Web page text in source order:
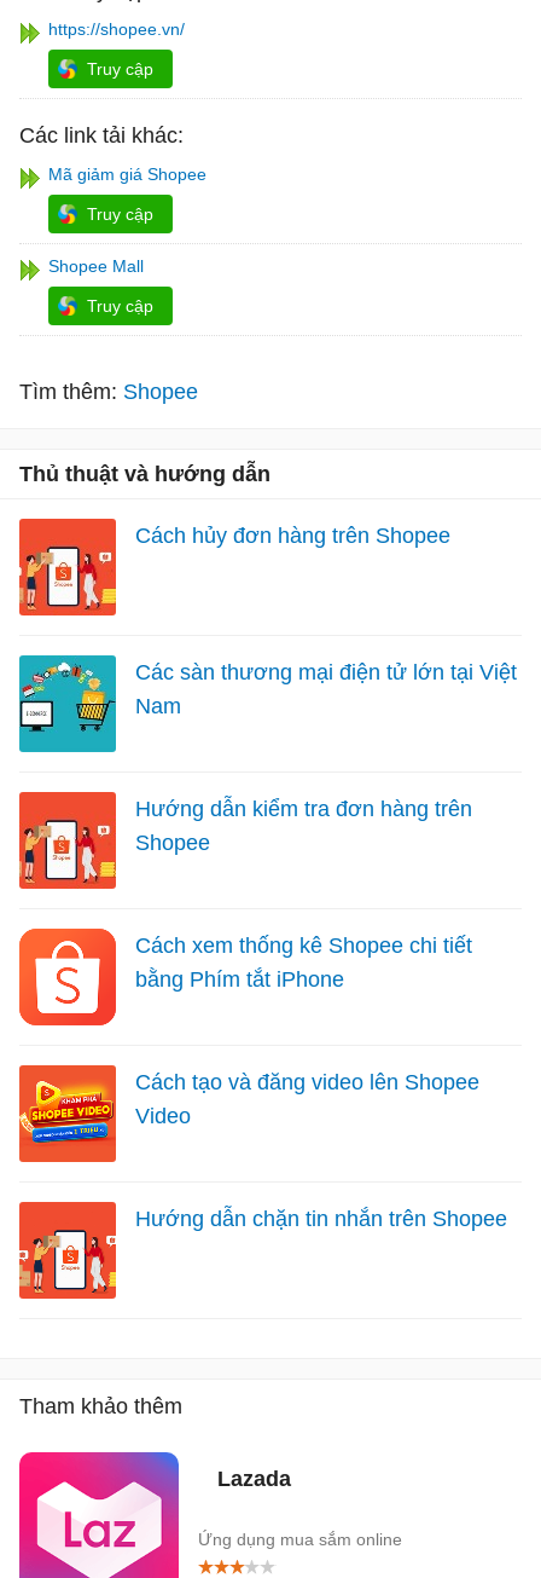
https://shopee.vn/
Truy cập
Các link tải khác:
Mã giảm giá Shopee
Truy cập
Shopee Mall
Truy cập
Tìm thêm: Shopee
Thủ thuật và hướng dẫn
Cách hủy đơn hàng trên Shopee
Các sàn thương mại điện tử lớn tại Việt
Nam
Hướng dẫn kiểm tra đơn hàng trên
Shopee
Cách xem thống kê Shopee chi tiết
bằng Phím tắt iPhone
Cách tạo và đăng video lên Shopee
Video
Hướng dẫn chặn tin nhắn trên Shopee
Tham khảo thêm
Lazada
Ứng dụng mua sắm online